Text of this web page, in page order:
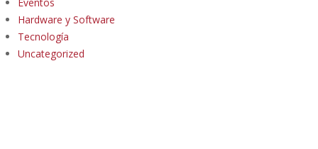
Hardware y Software
Tecnología
Uncategorized